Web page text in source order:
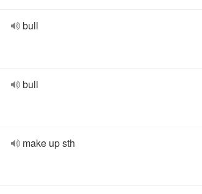
bull
bull
make up sth